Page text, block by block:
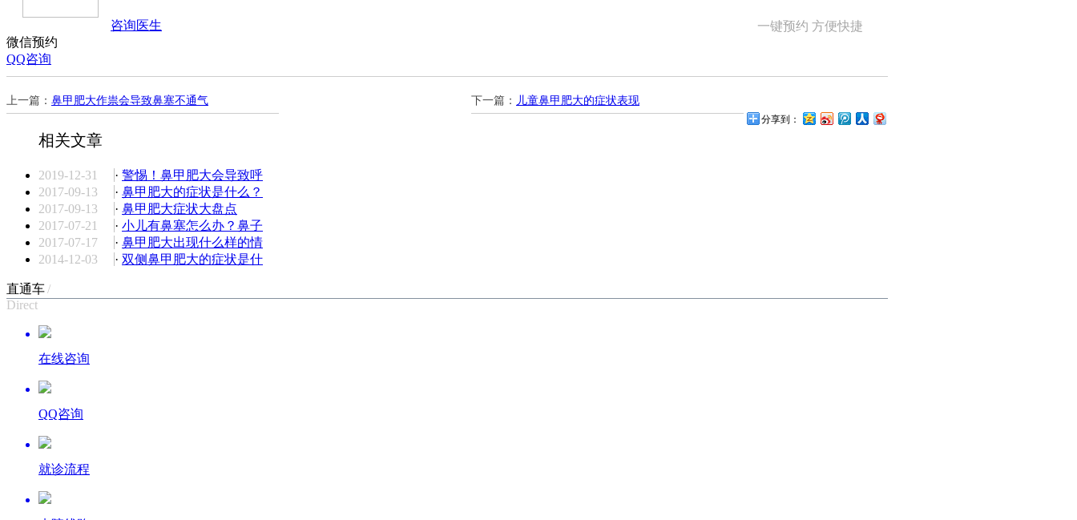
一键预约 方便快捷
咨询医生
微信预约
QQ咨询
分享到：
上一篇： 鼻甲肥大作祟会导致鼻塞不通气 下一篇： 儿童鼻甲肥大的症状表现
相关文章
2019-12-31 · 警惕！鼻甲肥大会导致呼
2017-09-13
· 鼻甲肥大的症状是什么？
2017-09-13
· 鼻甲肥大症状大盘点
2017-07-21
· 小儿有鼻塞怎么办？鼻子
2017-07-17
· 鼻甲肥大出现什么样的情
2014-12-03
· 双侧鼻甲肥大的症状是什
直通车/
Direct
在线咨询
QQ咨询
就诊流程